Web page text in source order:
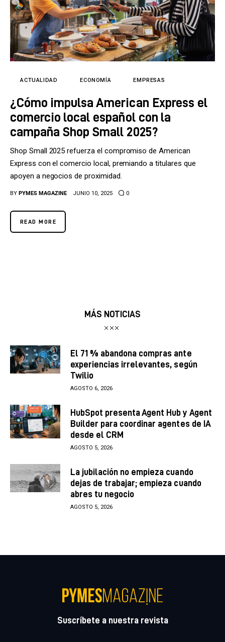
ACTUALIDAD ECONOMÍA EMPRESAS
¿Cómo impulsa American Express el
comercio local español con la
campaña Shop Small 2025?
Shop Small 2025 refuerza el compromiso de American
Express con el comercio local, premiando a titulares que
apoyen a negocios de proximidad.
BY PYMES MAGAZINE JUNIO 10, 2025 0
READ MORE
MÁS NOTICIAS
El 71 % abandona compras ante
experiencias irrelevantes, según
Twilio
AGOSTO 6, 2026
HubSpot presenta Agent Hub y Agent
Builder para coordinar agentes de IA
desde el CRM
AGOSTO 5, 2026
La jubilación no empieza cuando
dejas de trabajar; empieza cuando
abres tu negocio
AGOSTO 5, 2026
Suscríbete a nuestra revista